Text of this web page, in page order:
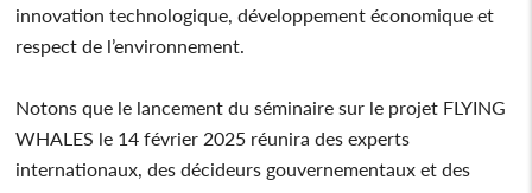
innovation technologique, développement économique et
respect de l’environnement.
Notons que le lancement du séminaire sur le projet FLYING
WHALES le 14 février 2025 réunira des experts
internationaux, des décideurs gouvernementaux et des